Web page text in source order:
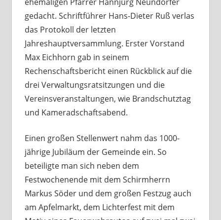
gedacht. Schriftführer Hans-Dieter Ruß verlas
das Protokoll der letzten
Jahreshauptversammlung. Erster Vorstand
Max Eichhorn gab in seinem
Rechenschaftsbericht einen Rückblick auf die
drei Verwaltungsratsitzungen und die
Vereinsveranstaltungen, wie Brandschutztag
und Kameradschaftsabend.
Einen großen Stellenwert nahm das 1000-
jährige Jubiläum der Gemeinde ein. So
beteiligte man sich neben dem
Festwochenende mit dem Schirmherrn
Markus Söder und dem großen Festzug auch
am Apfelmarkt, dem Lichterfest mit dem